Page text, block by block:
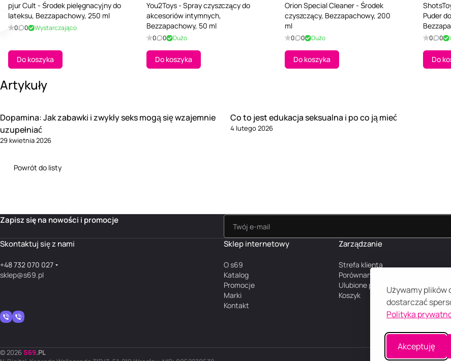
Używamy plików
dostarczać
Polityka
Akceptuję
pjur Cult - Środek pielęgnacyjny do
lateksu, Bezzapachowy, 250 ml
0 0 Wystarczająco
Do koszyka
You2Toys - Spray czyszczący do
akcesoriów intymnych,
Bezzapachowy, 50 ml
0 0 Dużo
Do koszyka
Orion Special Cleaner - Środek
czyszczący, Bezzapachowy, 200
ml
0 0 Dużo
Do koszyka
Puder
0 0
Do
Artykuły
Dopamina: Jak zabawki i zwykły seks mogą się wzajemnie
uzupełniać
29 kwietnia 2026
Co to jest edukacja seksualna i po co ją mieć
4 lutego 2026
Powrót do listy
Zapisz się na nowości i promocje
Skontaktuj się z nami
+48 732 070 027
sklep@s69.pl
Sklep internetowy
O s69
Katalog
Promocje
Marki
Kontakt
Zarządzanie
Strefa klienta
Porównanie produktów
Ulubione produkty
Koszyk
© 2026 S69.PL